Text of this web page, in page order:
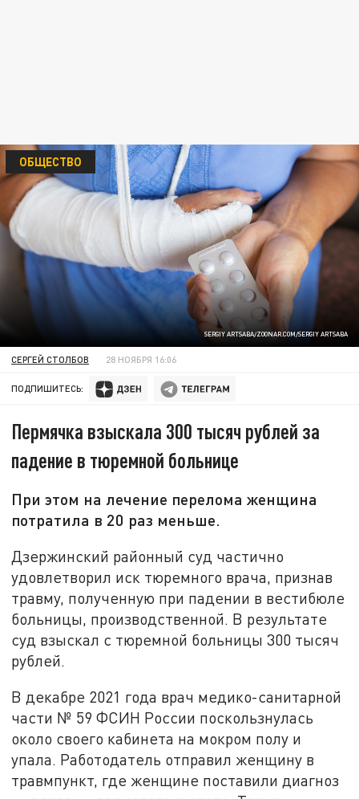
SERGIY ARTSABA/ZOONAR.COM/SERGIY ARTSABA
ОБЩЕСТВО
СЕРГЕЙ СТОЛБОВ 28 НОЯБРЯ 16:06
ПОДПИШИТЕСЬ:
Пермячка взыскала 300 тысяч рублей за
падение в тюремной больнице
При этом на лечение перелома женщина
потратила в 20 раз меньше.
Дзержинский районный суд частично
удовлетворил иск тюремного врача, признав
травму, полученную при падении в вестибюле
больницы, производственной. В результате
суд взыскал с тюремной больницы 300 тысяч
рублей.
В декабре 2021 года врач медико-санитарной
части № 59 ФСИН России поскользнулась
около своего кабинета на мокром полу и
упала. Работодатель отправил женщину в
травмпункт, где женщине поставили диагноз